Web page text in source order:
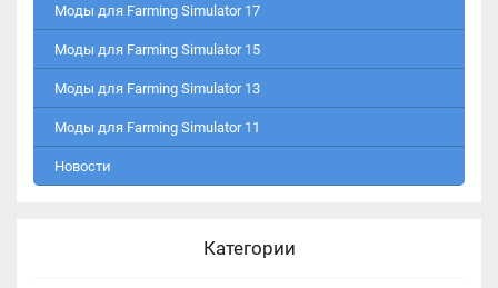
Моды для Farming Simulator 17
Моды для Farming Simulator 15
Моды для Farming Simulator 13
Моды для Farming Simulator 11
Новости
Категории